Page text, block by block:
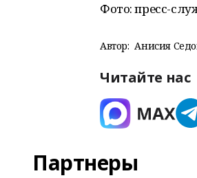
Фото: пресс-
Автор: Анисия
Читайте нас
Партнеры